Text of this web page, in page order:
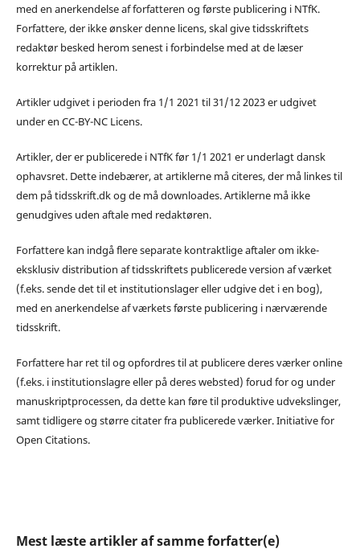
med en anerkendelse af forfatteren og første publicering i NTfK.
Forfattere, der ikke ønsker denne licens, skal give tidsskriftets
redaktør besked herom senest i forbindelse med at de læser
korrektur på artiklen.
Artikler udgivet i perioden fra 1/1 2021 til 31/12 2023 er udgivet
under en CC-BY-NC Licens.
Artikler, der er publicerede i NTfK før 1/1 2021 er underlagt dansk
ophavsret. Dette indebærer, at artiklerne må citeres, der må linkes til
dem på tidsskrift.dk og de må downloades. Artiklerne må ikke
genudgives uden aftale med redaktøren.
Forfattere kan indgå flere separate kontraktlige aftaler om ikke-
eksklusiv distribution af tidsskriftets publicerede version af værket
(f.eks. sende det til et institutionslager eller udgive det i en bog),
med en anerkendelse af værkets første publicering i nærværende
tidsskrift.
Forfattere har ret til og opfordres til at publicere deres værker online
(f.eks. i institutionslagre eller på deres websted) forud for og under
manuskriptprocessen, da dette kan føre til produktive udvekslinger,
samt tidligere og større citater fra publicerede værker. Initiative for
Open Citations.
Mest læste artikler af samme forfatter(e)